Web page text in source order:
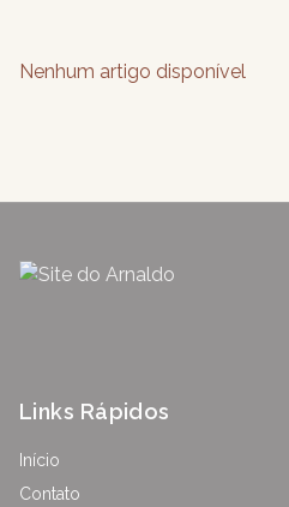
Nenhum artigo disponível
Links Rápidos
Início
Contato